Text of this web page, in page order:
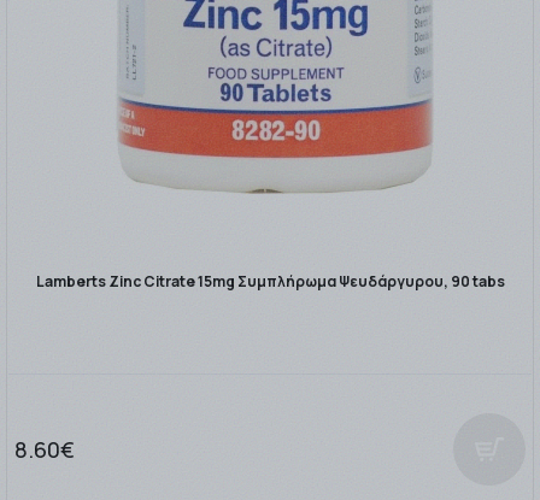
Lamberts Zinc Citrate 15mg Συμπλήρωμα Ψευδάργυρου, 90 tabs
8.60€